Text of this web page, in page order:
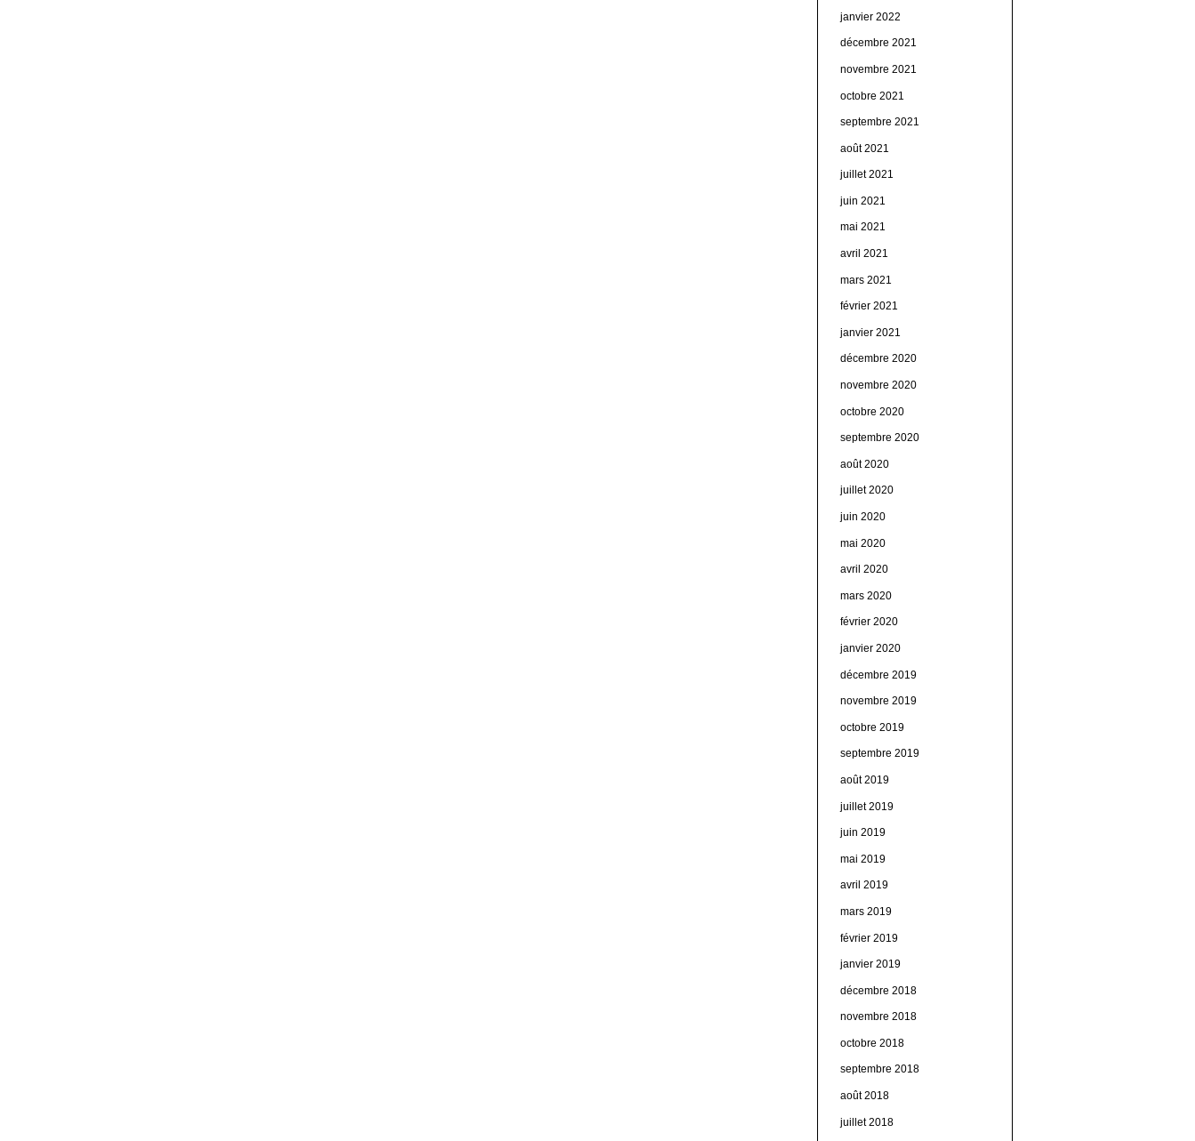
janvier 2022
décembre 2021
novembre 2021
octobre 2021
septembre 2021
août 2021
juillet 2021
juin 2021
mai 2021
avril 2021
mars 2021
février 2021
janvier 2021
décembre 2020
novembre 2020
octobre 2020
septembre 2020
août 2020
juillet 2020
juin 2020
mai 2020
avril 2020
mars 2020
février 2020
janvier 2020
décembre 2019
novembre 2019
octobre 2019
septembre 2019
août 2019
juillet 2019
juin 2019
mai 2019
avril 2019
mars 2019
février 2019
janvier 2019
décembre 2018
novembre 2018
octobre 2018
septembre 2018
août 2018
juillet 2018